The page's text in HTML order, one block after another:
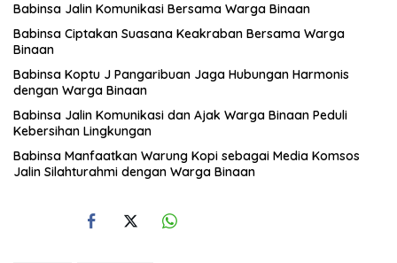
Babinsa Jalin Komunikasi Bersama Warga Binaan
Babinsa Ciptakan Suasana Keakraban Bersama Warga
Binaan
Babinsa Koptu J Pangaribuan Jaga Hubungan Harmonis
dengan Warga Binaan
Babinsa Jalin Komunikasi dan Ajak Warga Binaan Peduli
Kebersihan Lingkungan
Babinsa Manfaatkan Warung Kopi sebagai Media Komsos
Jalin Silahturahmi dengan Warga Binaan